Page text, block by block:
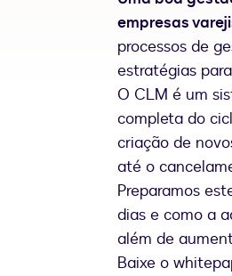
empresas
processos de
estratégias
O CLM é um
completa do
criação de
até o
Preparamos
dias e como a
além de
Baixe o